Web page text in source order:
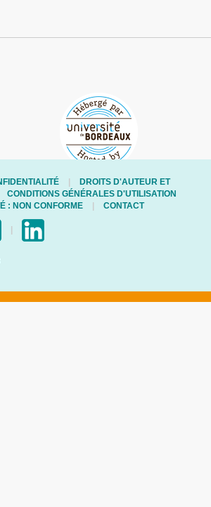
DROITS D'AUTEUR ET
CONDITIONS GÉNÉRALES D'UTILISATION
: NON CONFORME
CONTACT